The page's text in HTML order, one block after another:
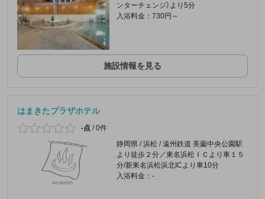
ンターチェンジ）より5分
入浴料金：730円～
施設情報を見る
はまきたプラザホテル
-点 /0件
静岡県 / 浜松 / 遠州鉄道 美薗中央公園駅
より徒歩２分／東名浜松ＩＣより車１５
分/新東名浜松浜北ICより車10分
入浴料金：-